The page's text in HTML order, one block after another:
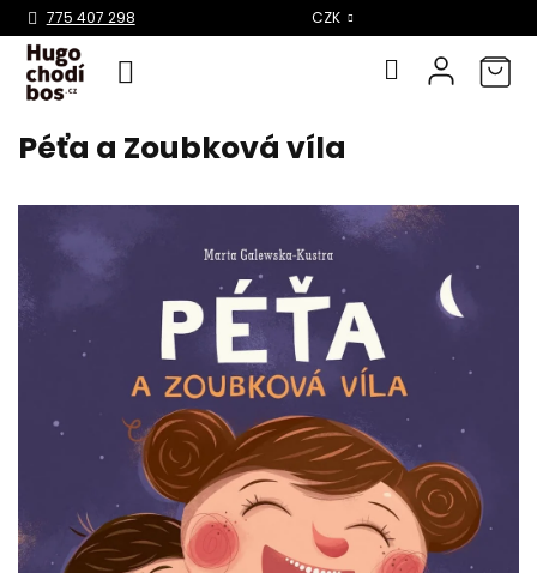
Přejít
775 407 298 CZK
Péťa a Zoubková víla